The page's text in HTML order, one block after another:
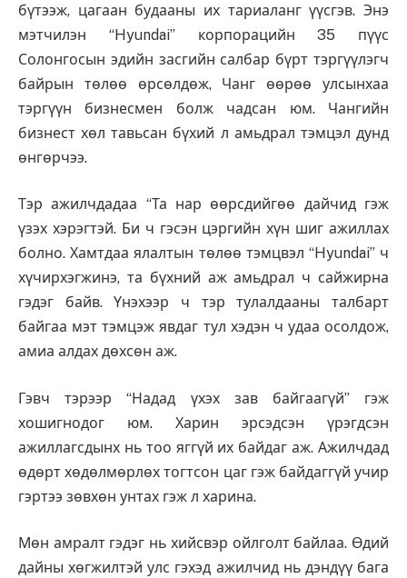
бүтээж, цагаан будааны их тариаланг үүсгэв. Энэ
мэтчилэн “Hyundai” корпорацийн 35 пүүс
Солонгосын эдийн засгийн салбар бүрт тэргүүлэгч
байрын төлөө өрсөлдөж, Чанг өөрөө улсынхаа
тэргүүн бизнесмен болж чадсан юм. Чангийн
бизнест хөл тавьсан бүхий л амьдрал тэмцэл дунд
өнгөрчээ.
Тэр ажилчдадаа “Та нар өөрсдийгөө дайчид гэж
үзэх хэрэгтэй. Би ч гэсэн цэргийн хүн шиг ажиллах
болно. Хамтдаа ялалтын төлөө тэмцвэл “Hyundai” ч
хүчирхэгжинэ, та бүхний аж амьдрал ч сайжирна
гэдэг байв. Үнэхээр ч тэр тулалдааны талбарт
байгаа мэт тэмцэж явдаг тул хэдэн ч удаа осолдож,
амиа алдах дөхсөн аж.
Гэвч тэрээр “Надад үхэх зав байгаагүй” гэж
хошигнодог юм. Харин эрсэдсэн үрэгдсэн
ажиллагсдынх нь тоо яггүй их байдаг аж. Ажилчдад
өдөрт хөдөлмөрлөх тогтсон цаг гэж байдаггүй учир
гэртээ зөвхөн унтах гэж л харина.
Мөн амралт гэдэг нь хийсвэр ойлголт байлаа. Өдий
дайны хөгжилтэй улс гэхэд ажилчид нь дэндүү бага